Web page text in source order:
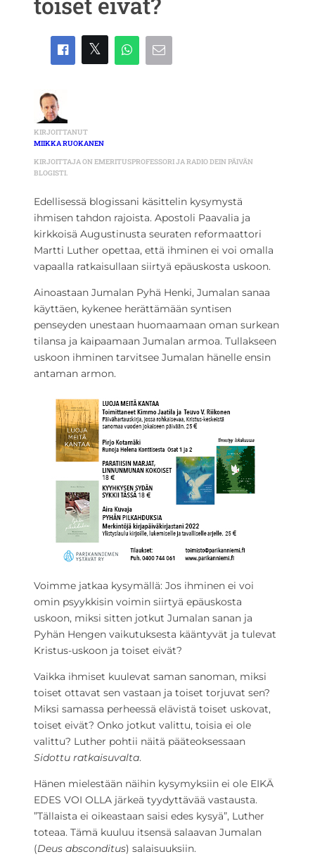
KIRJOITTANUT
MIIKKA RUOKANEN
KIRJOITTAJA ON EMERITUSPROFESSORI JA RADIO DEIN PÄIVÄN
BLOGISTI.
Edellisessä blogissani käsittelin kysymystä
ihmisen tahdon rajoista. Apostoli Paavalia ja
kirkkoisä Augustinusta seuraten reformaattori
Martti Luther opettaa, että ihminen ei voi omalla
vapaalla ratkaisullaan siirtyä epäuskosta uskoon.
Ainoastaan Jumalan Pyhä Henki, Jumalan sanaa
käyttäen, kykenee herättämään syntisen
penseyden unestaan huomaamaan oman surkean
tilansa ja kaipaamaan Jumalan armoa. Tullakseen
uskoon ihminen tarvitsee Jumalan hänelle ensin
antaman armon.
Voimme jatkaa kysymällä: Jos ihminen ei voi
omin psyykkisin voimin siirtyä epäuskosta
uskoon, miksi sitten jotkut Jumalan sanan ja
Pyhän Hengen vaikutuksesta kääntyvät ja tulevat
Kristus-uskoon ja toiset eivät?
Vaikka ihmiset kuulevat saman sanoman, miksi
toiset ottavat sen vastaan ja toiset torjuvat sen?
Miksi samassa perheessä elävistä toiset uskovat,
toiset eivät? Onko jotkut valittu, toisia ei ole
valittu? Luther pohtii näitä pääteoksessaan
Sidottu ratkaisuvalta.
Hänen mielestään näihin kysymyksiin ei ole EIKÄ
EDES VOI OLLA järkeä tyydyttävää vastausta.
”Tällaista ei oikeastaan saisi edes kysyä”, Luther
toteaa. Tämä kuuluu itsensä salaavan Jumalan
(Deus absconditus) salaisuuksiin.